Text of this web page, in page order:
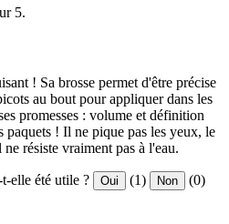
5.
! Sa brosse permet d'être précise
au bout pour appliquer dans les
promesses : volume et définition
paquets ! Il ne pique pas les yeux, le
résiste vraiment pas à l'eau.
elle été utile ? Oui (1) Non (0)